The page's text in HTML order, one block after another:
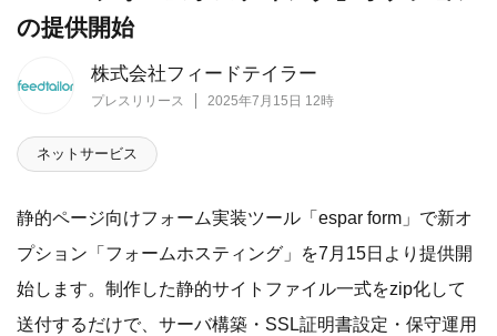
株式会社フィードテイラー
プレスリリース 2025年7月15日 12時
の提供開始
ネットサービス
静的ページ向けフォーム実装ツール「espar form」で新オ
プション「フォームホスティング」を7月15日より提供開
始します。制作した静的サイトファイル一式をzip化して
送付するだけで、サーバ構築・SSL証明書設定・保守運用